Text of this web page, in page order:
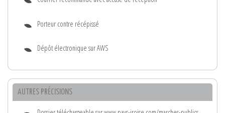
Porteur contre récépissé
Dépôt électronique sur AWS
AUTRES PRÉCISIONS